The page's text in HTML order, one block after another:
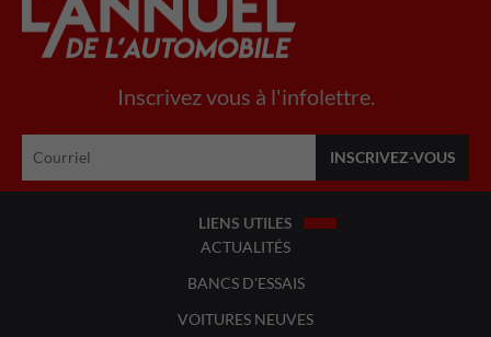
Inscrivez vous à l'infolettre.
LIENS UTILES
ACTUALITÉS
BANCS D'ESSAIS
VOITURES NEUVES